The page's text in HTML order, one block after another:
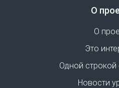
О
О
Это
Одной строкой
Новости